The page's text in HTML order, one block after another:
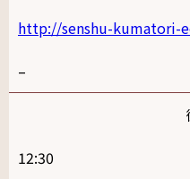
http://senshu-kumatori-
–
12:30